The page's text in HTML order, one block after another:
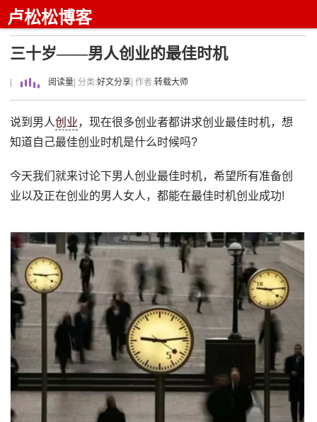
卢松松博客
三十岁——男人创业的最佳时机
阅读量 | 分类:好文分享 | 作者:转载大师
说到男人创业，现在很多创业者都讲求创业最佳时机，想
知道自己最佳创业时机是什么时候吗?
今天我们就来讨论下男人创业最佳时机，希望所有准备创
业以及正在创业的男人女人，都能在最佳时机创业成功!